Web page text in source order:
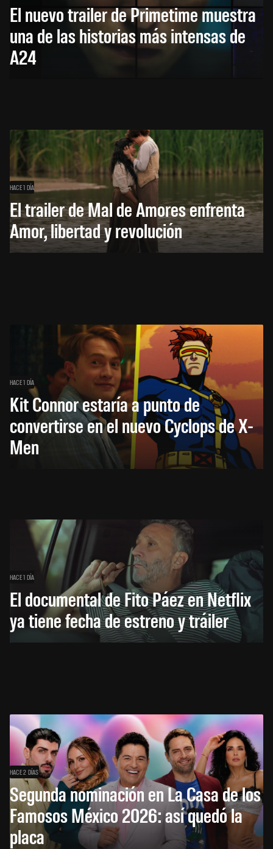
El nuevo trailer de Primetime muestra
una de las historias más intensas de
A24
HACE 1 DÍA
El trailer de Mal de Amores enfrenta
Amor, libertad y revolución
HACE 1 DÍA
Kit Connor estaría a punto de
convertirse en el nuevo Cyclops de X-
Men
HACE 1 DÍA
El documental de Fito Páez en Netflix
ya tiene fecha de estreno y tráiler
HACE 2 DÍAS
Segunda nominación en La Casa de los
Famosos México 2026: así quedó la
placa